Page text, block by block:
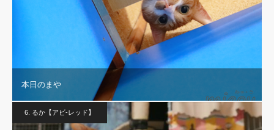
本日のまや
6. るか【アビ-レッド】